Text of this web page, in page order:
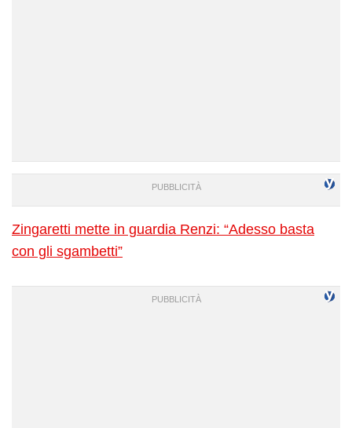
Zingaretti mette in guardia Renzi: “Adesso basta
con gli sgambetti”